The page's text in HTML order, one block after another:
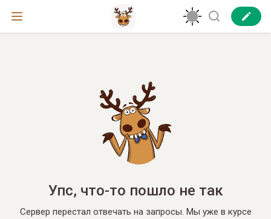
Упс, что-то пошло не так
Сервер перестал отвечать на запросы. Мы уже в курсе